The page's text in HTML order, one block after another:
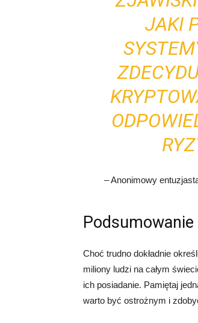
JAKI
– Anonimowy
Podsumowanie
Choć trudno dokładnie
miliony ludzi na całym
ich posiadanie. Pamiętaj
warto być ostrożnym i